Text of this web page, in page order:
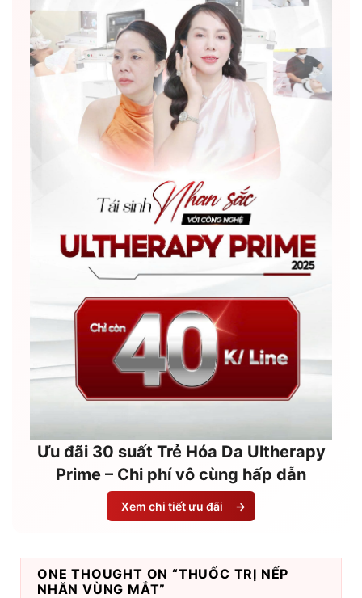
Ưu đãi 30 suất Trẻ Hóa Da Ultherapy
Prime – Chi phí vô cùng hấp dẫn
Xem chi tiết ưu đãi →
ONE THOUGHT ON “THUỐC TRỊ NẾP
NHĂN VÙNG MẮT”